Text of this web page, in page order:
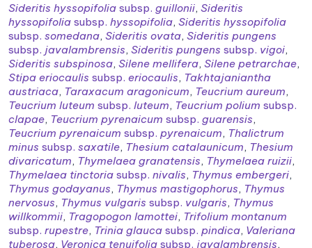
Sideritis hyssopifolia subsp. guillonii, Sideritis
hyssopifolia subsp. hyssopifolia, Sideritis hyssopifolia
subsp. somedana, Sideritis ovata, Sideritis pungens
subsp. javalambrensis, Sideritis pungens subsp. vigoi,
Sideritis subspinosa, Silene mellifera, Silene petrarchae,
Stipa eriocaulis subsp. eriocaulis, Takhtajaniantha
austriaca, Taraxacum aragonicum, Teucrium aureum,
Teucrium luteum subsp. luteum, Teucrium polium subsp.
clapae, Teucrium pyrenaicum subsp. guarensis,
Teucrium pyrenaicum subsp. pyrenaicum, Thalictrum
minus subsp. saxatile, Thesium catalaunicum, Thesium
divaricatum, Thymelaea granatensis, Thymelaea ruizii,
Thymelaea tinctoria subsp. nivalis, Thymus embergeri,
Thymus godayanus, Thymus mastigophorus, Thymus
nervosus, Thymus vulgaris subsp. vulgaris, Thymus
willkommii, Tragopogon lamottei, Trifolium montanum
subsp. rupestre, Trinia glauca subsp. pindica, Valeriana
tuberosa, Veronica tenuifolia subsp. javalambrensis,